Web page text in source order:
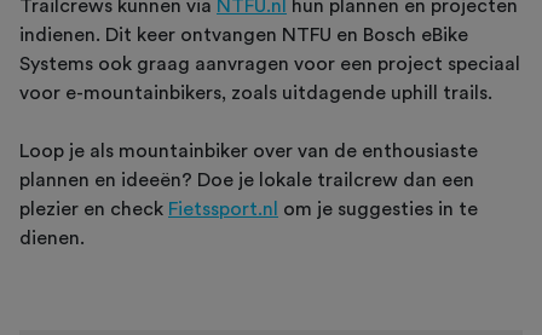
Trailcrews kunnen via NTFU.nl
hun plannen en projecten
indienen. Dit keer ontvangen NTFU en Bosch eBike
Systems ook graag aanvragen voor een project speciaal
voor e-mountainbikers, zoals uitdagende uphill trails.
Loop je als mountainbiker over van de enthousiaste
plannen en ideeën? Doe je lokale trailcrew dan een
plezier en check Fietssport.nl
om je suggesties in te
dienen.